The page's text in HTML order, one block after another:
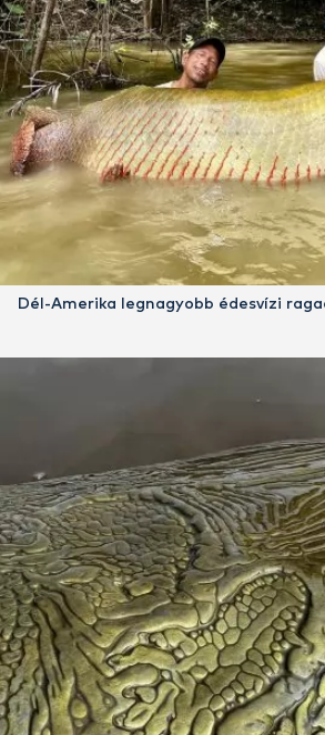
Dél-Amerika legnagyobb édesvízi